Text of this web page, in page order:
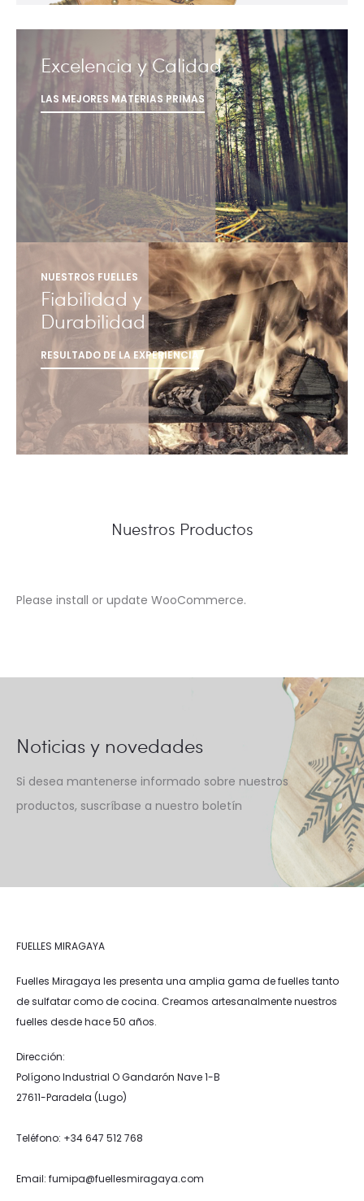
Excelencia y Calidad
LAS MEJORES MATERIAS PRIMAS
NUESTROS FUELLES
Fiabilidad y
Durabilidad
RESULTADO DE LA EXPERIENCIA
Nuestros Productos
Please install or update WooCommerce.
Noticias y novedades
Si desea mantenerse informado sobre nuestros
productos, suscríbase a nuestro boletín
FUELLES MIRAGAYA
Fuelles Miragaya les presenta una amplia gama de fuelles tanto
de sulfatar como de cocina. Creamos artesanalmente nuestros
fuelles desde hace 50 años.
Dirección:
Polígono Industrial O Gandarón Nave 1-B
27611-Paradela (Lugo)
Teléfono: +34 647 512 768
Email: fumipa@fuellesmiragaya.com